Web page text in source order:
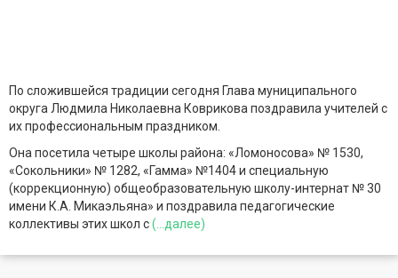
По сложившейся традиции сегодня Глава муниципального
округа Людмила Николаевна Коврикова поздравила учителей с
их профессиональным праздником.
Она посетила четыре школы района: «Ломоносова» № 1530,
«Сокольники» № 1282, «Гамма» №1404 и специальную
(коррекционную) общеобразовательную школу-интернат № 30
имени К.А. Микаэльяна» и поздравила педагогические
коллективы этих школ с(...далее)